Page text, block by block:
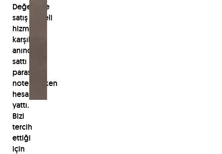
Değerinde
satış kaliteli
hizmet
karşılığı
anında
sattı
parası
noterdeyken
hesabına
yattı.
Bizi
tercih
ettiği
için